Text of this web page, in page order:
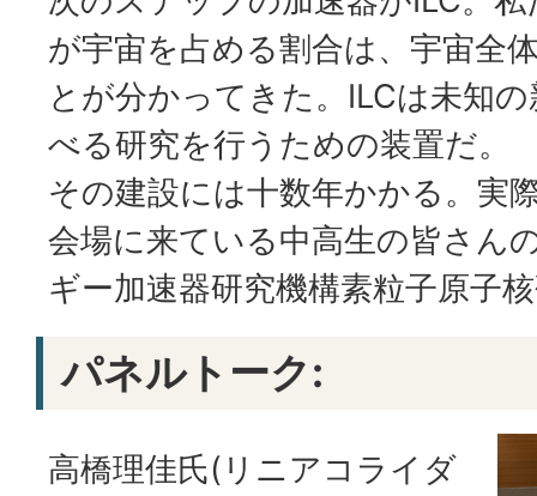
が宇宙を占める割合は、宇宙全
とが分かってきた。ILCは未知
べる研究を行うための装置だ。
その建設には十数年かかる。実
会場に来ている中高生の皆さん
ギー加速器研究機構素粒子原子
パネルトーク:
高橋理佳氏(リニアコライダ